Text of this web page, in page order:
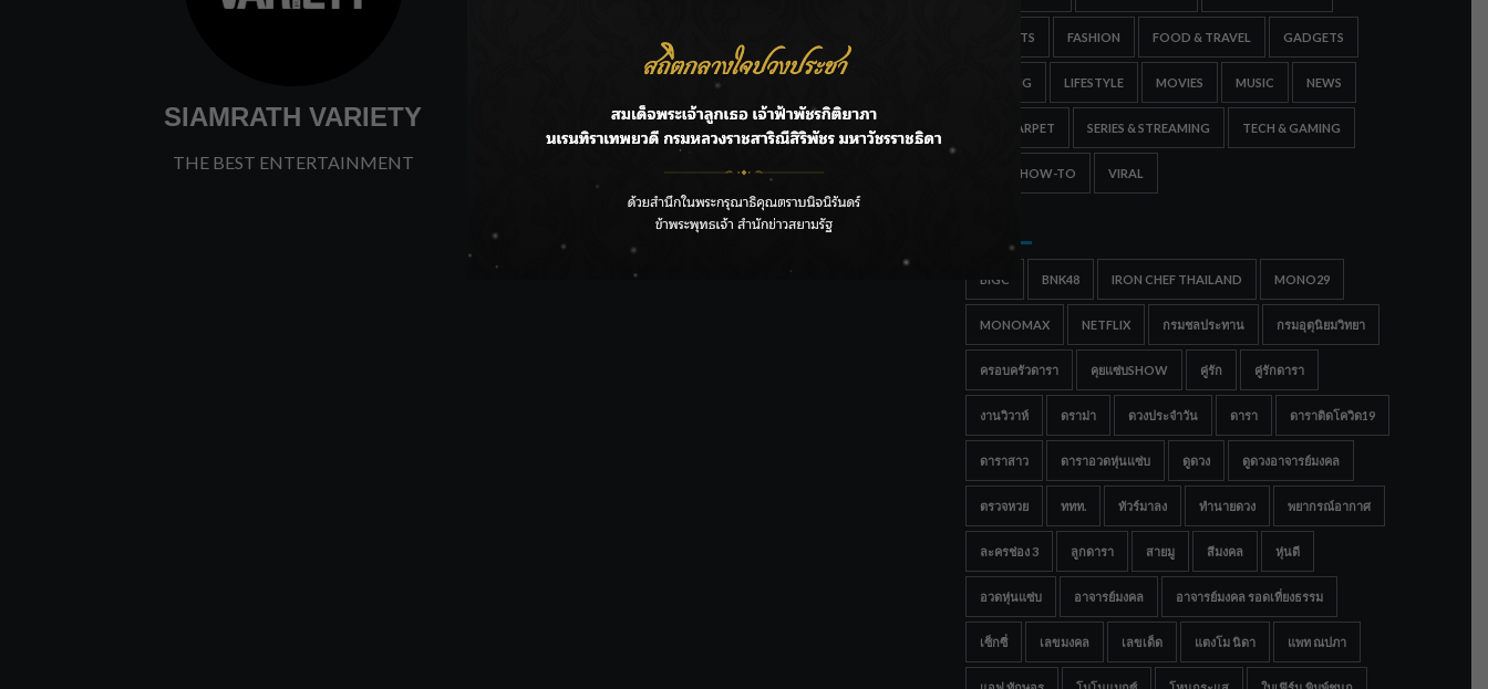
SIAMRATH VARIETY
THE BEST ENTERTAINMENT
ลาโลกนี้ ให้ใส่บาตรสิ่งนั้นไว้ตอนยังมีชีวิต”
ราชเลขานุการในพระองค์ฯ ติดตามโครงการหุบกะพง–ห้วย
ทรายใต้ เสริมความมั่นคงน้ำเพชรบุรี
ตรอง “G.O.A.T”
กรมชลฯ เกาะติดฝนทั่วประเทศ เตรียมเครื่องจักรรับมือน้ำ
ESPORTS FASHION FOOD & TRAVEL GADGETS
GAMING LIFESTYLE MOVIES MUSIC NEWS
RED CARPET SERIES & STREAMING TECH & GAMING
TIPS & HOW-TO VIRAL
BIGC BNK48 IRON CHEF THAILAND MONO29
MONOMAX NETFLIX กรมชลประทาน กรมอุตุนิยมวิทยา
ครอบครัวดารา คุยแซ่บSHOW คู่รัก คู่รักดารา
งานวิวาห์ ดราม่า ดวงประจำวัน ดารา ดาราติดโควิด19
ดาราสาว ดาราอวดหุ่นแซ่บ ดูดวง ดูดวงอาจารย์มงคล
ตรวจหวย ททท. ทัวร์มาลง ทำนายดวง พยากรณ์อากาศ
ละครช่อง 3 ลูกดารา สายมู สีมงคล หุ่นดี
อวดหุ่นแซ่บ อาจารย์มงคล อาจารย์มงคล รอดเที่ยงธรรม
เซ็กซี่ เลขมงคล เลขเด็ด แตงโม นิดา แพท ณปภา